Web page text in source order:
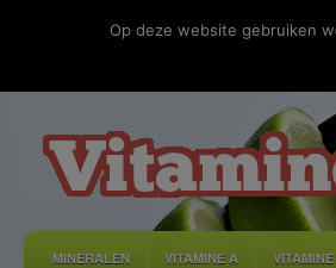
MINERALEN VITAMINE A
Op deze website gebruiken